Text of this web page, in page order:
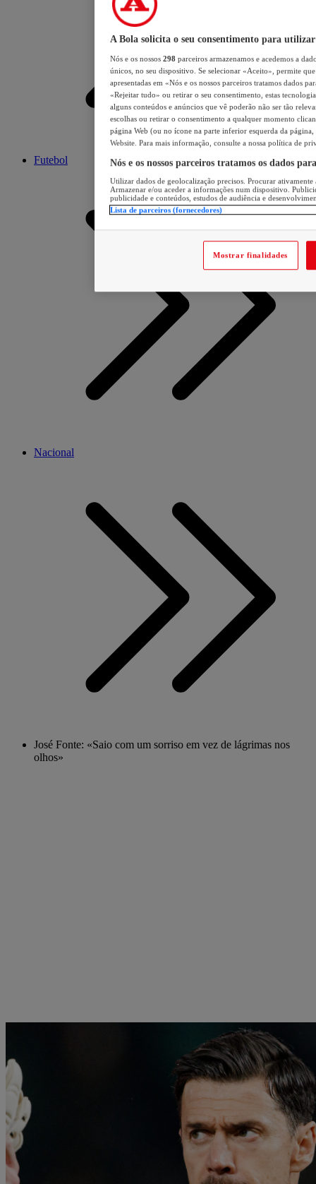
Futebol
Nacional
José Fonte: «Saio com um sorriso em vez de lágrimas nos
olhos»
A Bola solicita o seu consentimento para utilizar
Nós e os nossos 298 parceiros armazenamos e acedemos a
únicos, no seu dispositivo. Se selecionar «Aceito», permite
apresentadas em «Nós e os nossos parceiros tratamos dados
«Rejeitar tudo» ou retirar o seu consentimento, estas
alguns conteúdos e anúncios que vê poderão não ser tão
escolhas ou retirar o consentimento a qualquer momento
página Web (ou no ícone na parte inferior esquerda da página,
Website. Para mais informação, consulte a nossa política de
Nós e os nossos parceiros tratamos os dados
Utilizar dados de geolocalização precisos. Procurar
Armazenar e/ou aceder a informações num dispositivo.
publicidade e conteúdos, estudos de audiência e
Lista de parceiros (fornecedores)
Mostrar finalidades